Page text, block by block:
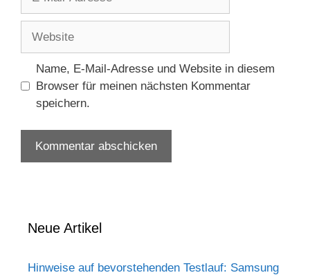
Adresse
Name, E-Mail-Adresse und Website in diesem
Browser für meinen nächsten Kommentar
speichern.
Neue Artikel
Hinweise auf bevorstehenden Testlauf: Samsung